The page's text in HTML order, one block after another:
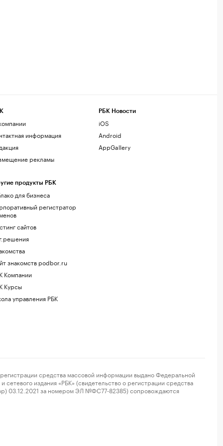
информация
рекламы
продукты РБК
для бизнеса
регистратор
сайтов
знакомств podbor.ru
Компании
Курсы
управления РБК
РБК Новости
iOS
Android
AppGallery
средства массовой информации выдано Федеральной
издания «РБК» (свидетельство о регистрации средства
03.12.2021 за номером ЭЛ №ФС77-82385) сопровождаются